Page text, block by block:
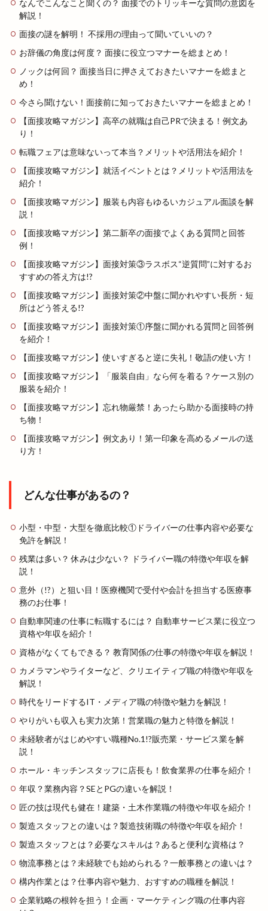
なんでこんなこと聞くの？ 面接でのトリッキーな質問の意図を
解説！
面接の謎を解明！ 不採用の理由って聞いていいの？
お辞儀の角度は何度？ 面接に役立つマナーを総まとめ！
ノックは何回？ 面接当日に押さえておきたいマナーを総まと
め！
今さら聞けない！面接前に知っておきたいマナーを総まとめ！
【面接攻略マガジン】高卒の就職は自己PRで決まる！例文あ
り！
転職フェアは意味ないって本当？メリットや活用法を紹介！
【面接攻略マガジン】就活イベントとは？メリットや活用法を
紹介！
【面接攻略マガジン】服装も内容もゆるいカジュアル面談を解
説！
【面接攻略マガジン】第二新卒の面接でよくある質問と回答
例！
【面接攻略マガジン】面接対策③ラスボス“逆質問”に対するお
すすめの答え方は!?
【面接攻略マガジン】面接対策②中盤に聞かれやすい長所・短
所はどう答える!?
【面接攻略マガジン】面接対策①序盤に聞かれる質問と回答例
を紹介！
【面接攻略マガジン】使いすぎると逆に失礼！敬語の使い方！
【面接攻略マガジン】「服装自由」なら何を着る？ケース別の
服装を紹介！
【面接攻略マガジン】忘れ物厳禁！あったら助かる面接時の持
ち物！
【面接攻略マガジン】例文あり！第一印象を高めるメールの送
り方！
どんな仕事があるの？
小型・中型・大型を徹底比較①ドライバーの仕事内容や必要な
免許を解説！
残業は多い？ 休みは少ない？ ドライバー職の特徴や年収を解
説！
意外（!?）と狙い目！医療機関で受付や会計を担当する医療事
務のお仕事！
自動車関連の仕事に転職するには？ 自動車サービス業に役立つ
資格や年収を紹介！
資格がなくてもできる？ 教育関係の仕事の特徴や年収を解説！
カメラマンやライターなど、クリエイティブ職の特徴や年収を
解説！
時代をリードするIT・メディア職の特徴や魅力を解説！
やりがいも収入も実力次第！営業職の魅力と特徴を解説！
未経験者がはじめやすい職種No.1!?販売業・サービス業を解
説！
ホール・キッチンスタッフに店長も！飲食業界の仕事を紹介！
年収？業務内容？SEとPGの違いを解説！
匠の技は現代も健在！建築・土木作業職の特徴や年収を紹介！
製造スタッフとの違いは？製造技術職の特徴や年収を紹介！
製造スタッフとは？必要なスキルは？あると便利な資格は？
物流事務とは？未経験でも始められる？一般事務との違いは？
構内作業とは？仕事内容や魅力、おすすめの職種を解説！
企業戦略の根幹を担う！企画・マーケティング職の仕事内容